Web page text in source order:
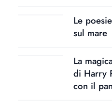
Le
sul mare
La
di Harry
con il